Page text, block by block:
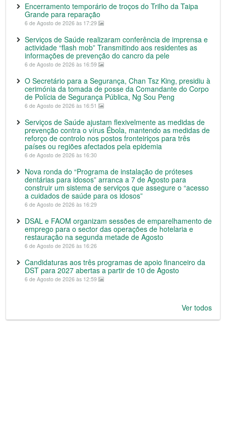
Encerramento temporário de troços do Trilho da Taipa
Grande para reparação
6 de Agosto de 2026 às 17:29
Serviços de Saúde realizaram conferência de imprensa e
actividade “flash mob” Transmitindo aos residentes as
informações de prevenção do cancro da pele
6 de Agosto de 2026 às 16:59
O Secretário para a Segurança, Chan Tsz King, presidiu à
cerimónia da tomada de posse da Comandante do Corpo
de Polícia de Segurança Pública, Ng Sou Peng
6 de Agosto de 2026 às 16:51
Serviços de Saúde ajustam flexivelmente as medidas de
prevenção contra o vírus Ébola, mantendo as medidas de
reforço de controlo nos postos fronteiriços para três
países ou regiões afectados pela epidemia
6 de Agosto de 2026 às 16:30
Nova ronda do “Programa de instalação de próteses
dentárias para idosos” arranca a 7 de Agosto para
construir um sistema de serviços que assegure o “acesso
a cuidados de saúde para os idosos”
6 de Agosto de 2026 às 16:29
DSAL e FAOM organizam sessões de emparelhamento de
emprego para o sector das operações de hotelaria e
restauração na segunda metade de Agosto
6 de Agosto de 2026 às 16:26
Candidaturas aos três programas de apoio financeiro da
DST para 2027 abertas a partir de 10 de Agosto
6 de Agosto de 2026 às 12:59
Ver todos